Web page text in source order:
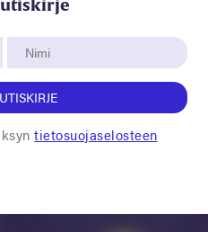
tietosuojaselosteen